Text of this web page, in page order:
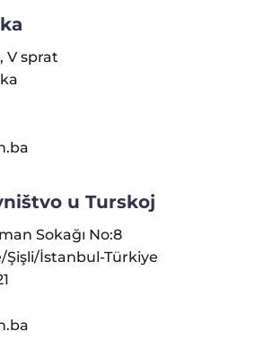
V sprat
u Turskoj
Sokağı No:8
Şişli/İstanbul-Türkiye